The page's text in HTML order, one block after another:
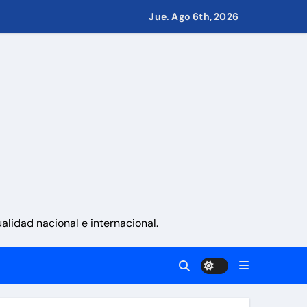
6 de agosto 2026
Guaira
Jue. Ago 6th, 2026
nacional e internacional.